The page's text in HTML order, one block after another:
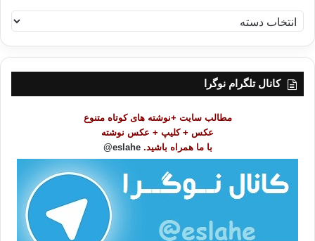
ه
ر
کانال تلگرام نوگرا
مطالب سایت +نوشته های کوتاه متنوع
عکس + کلیپ + عکس نوشته
با ما همراه باشید. eslahe@